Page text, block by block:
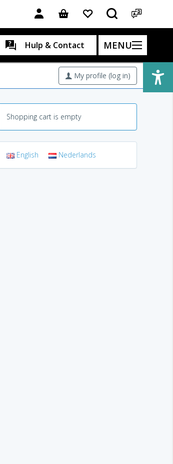
Hulp & Contact MENU